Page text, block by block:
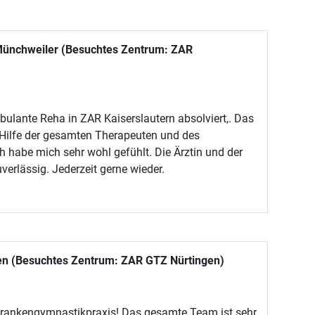
(Besuchtes Zentrum: ZAR
Reha in ZAR Kaiserslautern absolviert,. Das
der gesamten Therapeuten und des
habe mich sehr wohl gefühlt. Die Ärztin und der
Jederzeit gerne wieder.
(Besuchtes Zentrum: ZAR GTZ Nürtingen)